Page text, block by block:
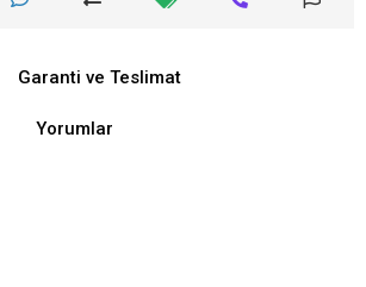
Garanti ve Teslimat
Yorumlar